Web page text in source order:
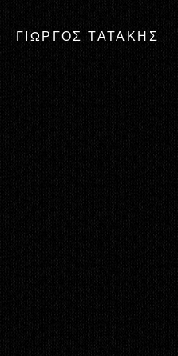
ΓΙΩΡΓΟΣ ΤΑΤΑΚΗΣ